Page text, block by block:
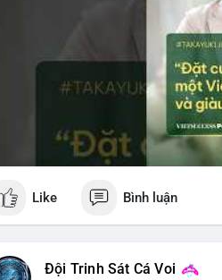
Like Bình luận
Đội Trinh Sát Cá Voi